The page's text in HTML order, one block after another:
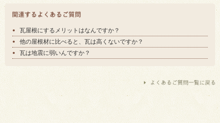
瓦屋根にするメリットはなんですか？
他の屋根材に比べると、瓦は高くないですか？
瓦は地震に弱いんですか？